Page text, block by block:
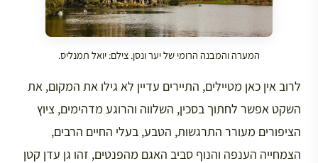
המערה והמבנה הרומי של יער ונסן. צילם: יואל תמנליס.
לרוב אין כאן מטיילים, התיירים עדיין לא גילו את המקום, את
השקט אפשר לחתוך בסכין, השלווה והרוגע מדהימים, ציוץ
הציפורים מעורר התרגשות, הטבע, בעלי החיים הרבים,
הצמחייה הענפה והנוף סביב האגם מהפנטים, זהו גן עדן קטן